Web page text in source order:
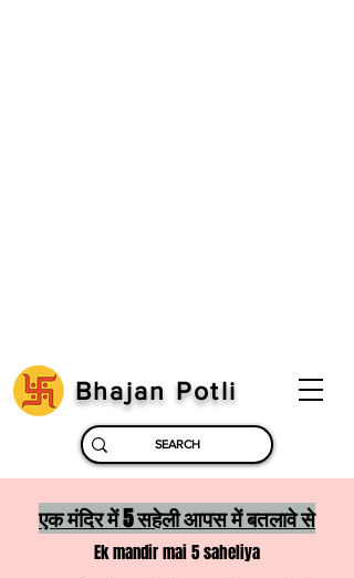
Bhajan Potli
एक मंदिर में 5 सहेली आपस में बतलावे से
Ek mandir mai 5 saheliya